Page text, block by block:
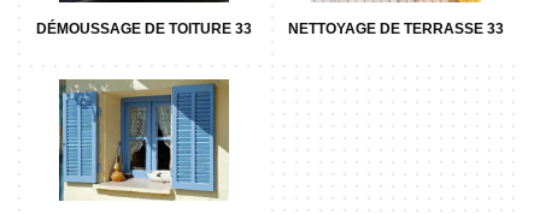
DÉMOUSSAGE DE TOITURE 33 NETTOYAGE DE TERRASSE 33